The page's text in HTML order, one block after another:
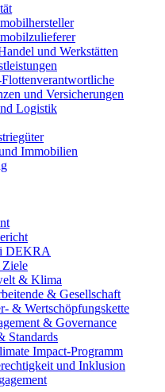
und Werkstätten
und Versicherungen
Logistik
Immobilien
DEKRA
Ziele
& Klima
& Gesellschaft
& Wertschöpfungskette
& Governance
Standards
Impact-Programm
und Inklusion​